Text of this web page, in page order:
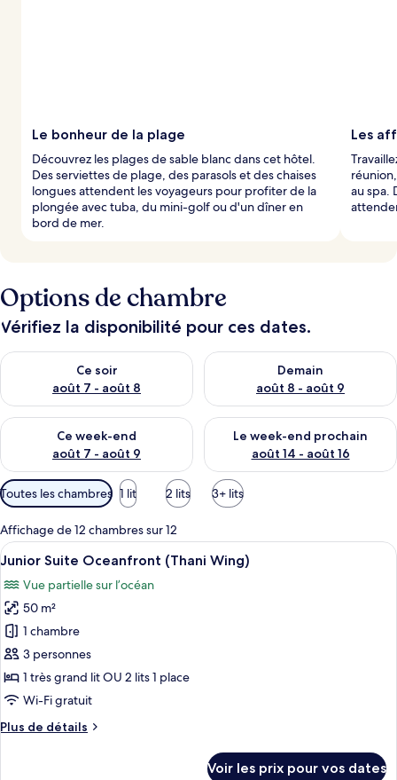
Le bonheur de la plage
Découvrez les plages de sable blanc dans cet hôtel.
Des serviettes de plage, des parasols et des chaises
longues attendent les voyageurs pour profiter de la
plongée avec tuba, du mini-golf ou d'un dîner en
bord de mer.
Les
au spa.
Options de chambre
Vérifiez la disponibilité pour ces dates.
Ce soir
août 7 - août 8
Vérifier la disponibilité pour ce soir août 7 - août 8
Demain
août 8 - août 9
Vérifier la disponibilité pour
Ce week-end
août 7 - août 9
Vérifier la disponibilité pour ce week-end août 7 - août 9
Le week-end prochain
août 14 - août 16
Vérifier la disponibilité pour
Filtres
disponibles
pour
les
chambres
Toutes les chambres 1 lit 2 lits 3+ lits
Affichage de 12 chambres sur 12
Afficher
toutes
les
photos
pour
ce
type
de
chambre :
Junior
Une salle de bain moderne dotée
13
Junior Suite Oceanfront (Thani Wing)
Vue partielle sur l’océan
50 m²
1 chambre
3 personnes
1 très grand lit OU 2 lits 1 place
Wi-Fi gratuit
Plus de détails
Plus
Voir les prix pour vos dates